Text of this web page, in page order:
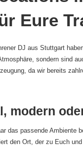
Eure
DJ aus Stuttgart
sondern sind
da wir bereits
modern
das passende Ambiente
den Ort, der zu Euch